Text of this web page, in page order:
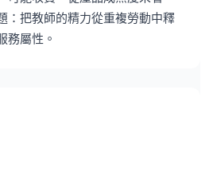
：把教師的精力從重複勞動中釋
務屬性。